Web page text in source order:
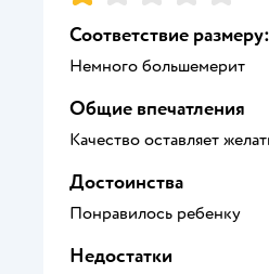
Соответствие размеру:
Немного большемерит
Общие впечатления
Качество оставляет
Достоинства
Понравилось ребенку
Недостатки